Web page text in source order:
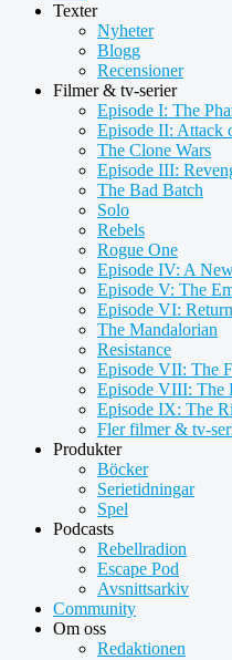
Texter
Nyheter
Blogg
Recensioner
Filmer & tv-serier
Episode I: The
Episode II: Attack
The Clone Wars
Episode III:
The Bad Batch
Solo
Rebels
Rogue One
Episode IV: A
Episode V: The
Episode VI:
The Mandalorian
Resistance
Episode VII: The
Episode VIII: The
Episode IX: The
Fler filmer & tv-
Produkter
Böcker
Serietidningar
Spel
Podcasts
Rebellradion
Escape Pod
Avsnittsarkiv
Community
Om oss
Redaktionen